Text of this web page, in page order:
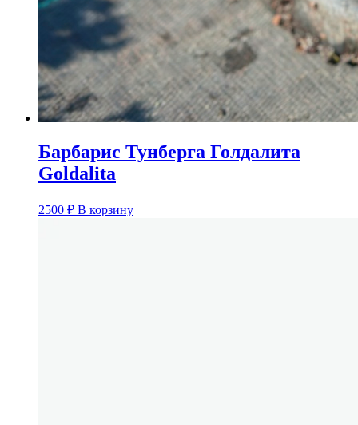
Барбарис Тунберга Голдалита
Goldalita
2500 ₽ В корзину